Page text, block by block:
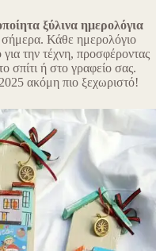
ξύλινα ημερολόγια
σήμερα. Κάθε ημερολόγιο
την τέχνη, προσφέροντας
σπίτι ή στο γραφείο σας.
ακόμη πιο ξεχωριστό!